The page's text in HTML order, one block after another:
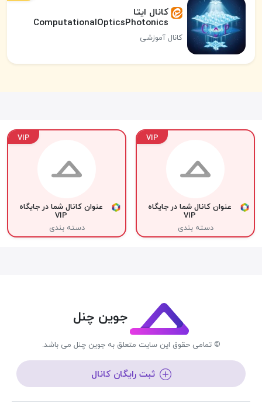
کانال ایتا
ComputationalOpticsPhotonics
کانال آموزشی
VIP
عنوان کانال شما در جایگاه
VIP
دسته بندی
VIP
عنوان کانال شما در جایگاه
VIP
دسته بندی
جوین چنل
© تمامی حقوق این سایت متعلق به جوین چنل می باشد.
ثبت رایگان کانال